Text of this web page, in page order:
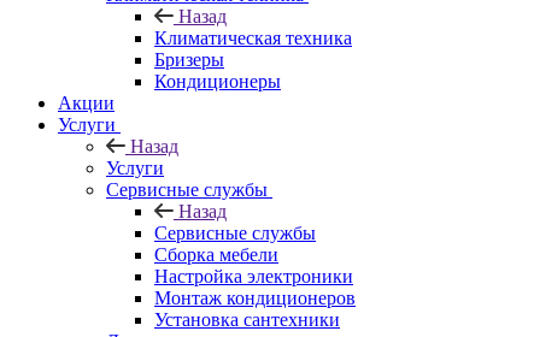
Назад
Климатическая техника
Бризеры
Кондиционеры
Акции
Услуги
Назад
Услуги
Сервисные службы
Назад
Сервисные службы
Сборка мебели
Настройка электроники
Монтаж кондиционеров
Установка сантехники